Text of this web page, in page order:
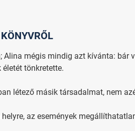
mégis mindig azt kívánta: bár
tönkretette.
létező másik társadalmat, nem
az események